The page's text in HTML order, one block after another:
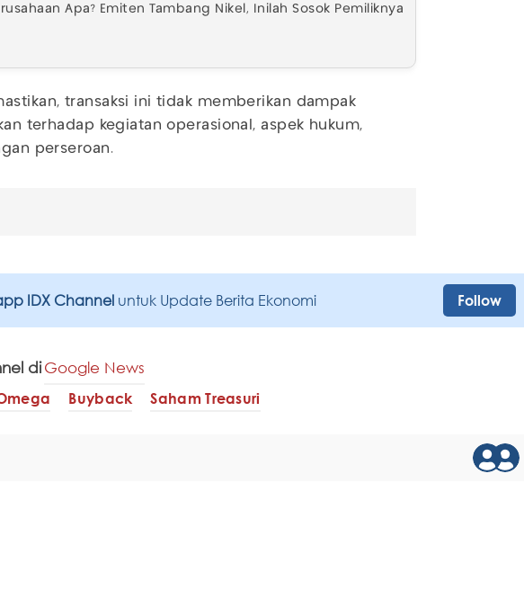
Apa? Emiten Tambang Nikel, Inilah Sosok Pemiliknya
transaksi ini tidak memberikan dampak
terhadap kegiatan operasional, aspek hukum,
perseroan.
IDX Channel untuk Update Berita Ekonomi Follow
diGoogle News
Buyback Saham Treasuri